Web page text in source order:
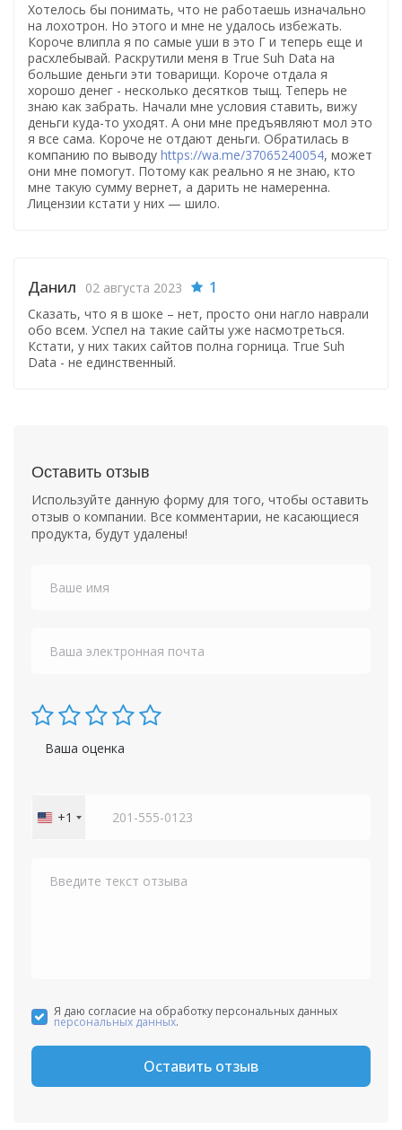
Хотелось бы понимать, что не работаешь изначально
на лохотрон. Но этого и мне не удалось избежать.
Короче влипла я по самые уши в это Г и теперь еще и
расхлебывай. Раскрутили меня в True Suh Data на
большие деньги эти товарищи. Короче отдала я
хорошо денег - несколько десятков тыщ. Теперь не
знаю как забрать. Начали мне условия ставить, вижу
деньги куда-то уходят. А они мне предъявляют мол это
я все сама. Короче не отдают деньги. Обратилась в
компанию по выводу https://wa.me/37065240054, может
они мне помогут. Потому как реально я не знаю, кто
мне такую сумму вернет, а дарить не намеренна.
Лицензии кстати у них — шило.
Данил 02 августа 2023 1
Сказать, что я в шоке – нет, просто они нагло наврали
обо всем. Успел на такие сайты уже насмотреться.
Кстати, у них таких сайтов полна горница. True Suh
Data - не единственный.
Оставить отзыв
Используйте данную форму для того, чтобы оставить
отзыв о компании. Все комментарии, не касающиеся
продукта, будут удалены!
Ваша оценка
United
+1
Я даю согласие на обработку персональных данных
персональных данных.
Оставить отзыв